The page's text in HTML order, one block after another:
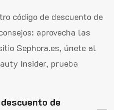
código de descuento de
aprovecha las
Sephora.es, únete al
Insider, prueba
de